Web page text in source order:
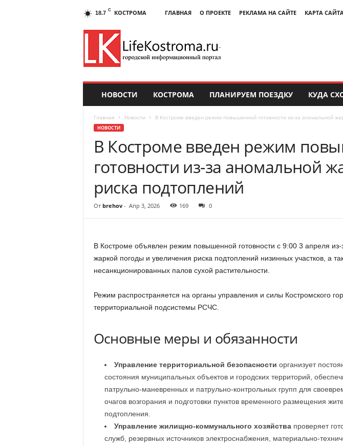
18.7 C КОСТРОМА ГЛАВНАЯ О ПРОЕКТЕ РЕКЛАМА НА САЙТЕ КАРТА
НОВОСТИ КОСТРОМА ПЛАНИРУЕМ ПОЕЗДКУ КУДА
Главная Новости В Костроме введен режим повышенной готовности из-за аномальной
НОВОСТИ
В Костроме введен режим
готовности из-за аномальной
риска подтоплений
От brehov- Апр 3, 2026 169 0
В Костроме объявлен режим повышенной готовности с 9:00 3 апреля из-
жаркой погоды и увеличения риска подтоплений низинных участков, а
несанкционированных палов сухой растительности.
Режим распространяется на органы управления и силы Костромского
территориальной подсистемы РСЧС.
Основные меры и обязанности
Управление территориальной безопасности организует
состояния муниципальных объектов и городских территорий,
патрульно-маневренных и патрульно-контрольных групп для
очагов возгорания и подготовки пунктов временного размещения
подтопления.
Управление жилищно-коммунального хозяйствапроверяет
служб, резервных источников электроснабжения, материально-